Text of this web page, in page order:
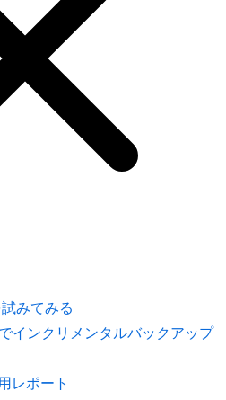
みてみる
でインクリメンタルバックアップ
レポート